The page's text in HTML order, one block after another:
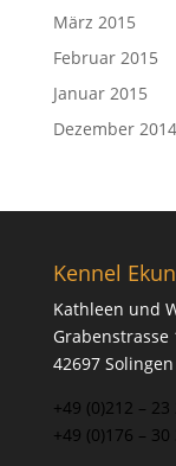
März 2015
Februar 2015
Januar 2015
Dezember 2014
Kennel
Kathleen und
Grabenstrasse
42697 Solingen
+49 (0)212 –
+49 (0)176 – 30